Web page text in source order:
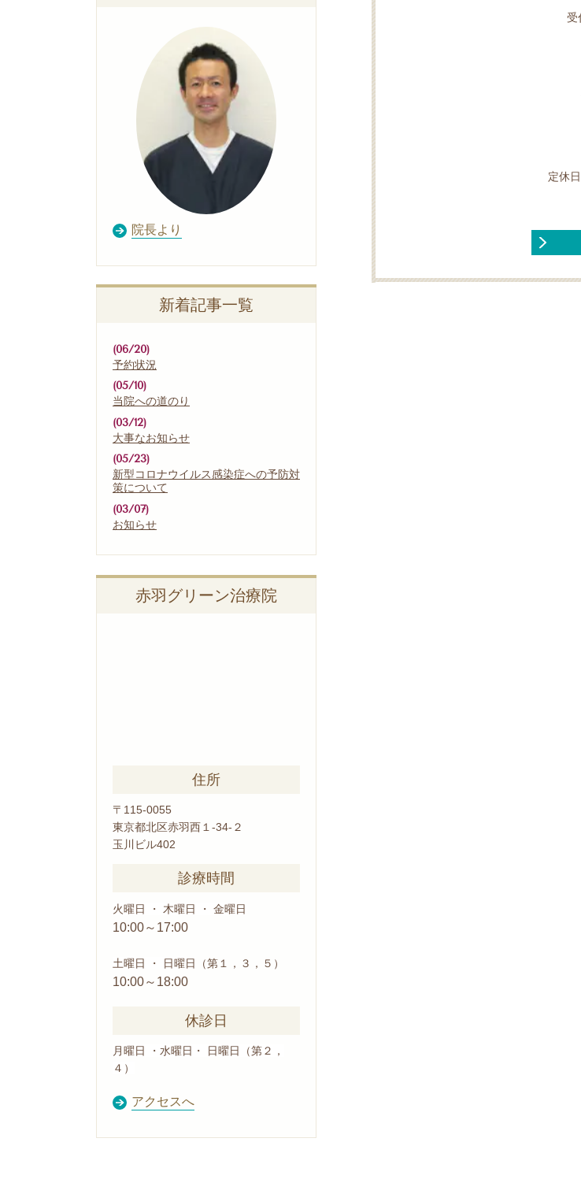
受
定休
院長より
新着記事一覧
(06/20)
予約状況
(05/10)
当院への道のり
(03/12)
大事なお知らせ
(05/23)
新型コロナウイルス感染症への予防対
策について
(03/07)
お知らせ
赤羽グリーン治療院
住所
〒115-0055
東京都北区赤羽西１-34-２
玉川ビル402
診療時間
火曜日 ・ 木曜日 ・ 金曜日
10:00～17:00
土曜日 ・ 日曜日 （第１，３，５）
10:00～18:00
休診日
月曜日 ・水曜日・ 日曜日（第２，
４）
アクセスへ